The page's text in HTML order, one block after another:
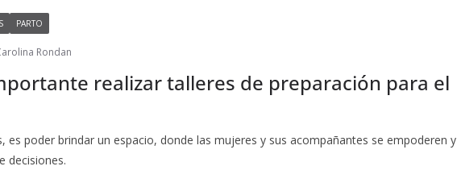
PARTO
Rondan
realizar talleres de preparación para el
es poder brindar un espacio, donde las mujeres y sus acompañantes se empoderen y
decisiones.